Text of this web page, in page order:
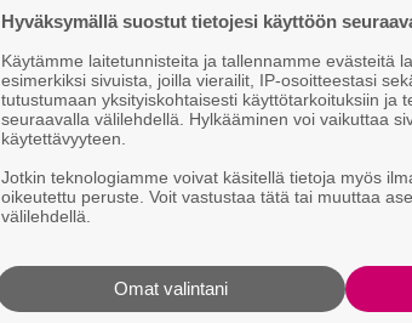
Hyväksymällä suostut tietojesi käyttöön
Käytämme laitetunnisteita ja tallennamme evästeitä
esimerkiksi sivuista, joilla vierailit, IP-osoitteestasi
tutustumaan yksityiskohtaisesti käyttötarkoituksiin ja
seuraavalla välilehdellä. Hylkääminen voi vaikuttaa
käytettävyyteen.
Jotkin teknologiamme voivat käsitellä tietoja myös
oikeutettu peruste. Voit vastustaa tätä tai muuttaa
välilehdellä.
Omat valintani